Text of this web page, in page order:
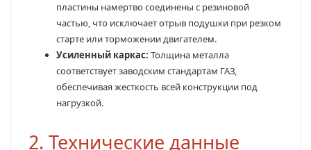
пластины намертво соединены с резиновой
частью, что исключает отрыв подушки при резком
старте или торможении двигателем.
Усиленный каркас: Толщина металла
соответствует заводским стандартам ГАЗ,
обеспечивая жесткость всей конструкции под
нагрузкой.
2. Технические данные